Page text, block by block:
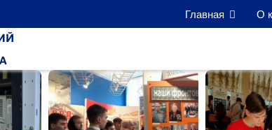
Главная О